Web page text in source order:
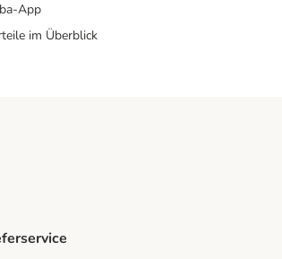
App
im Überblick